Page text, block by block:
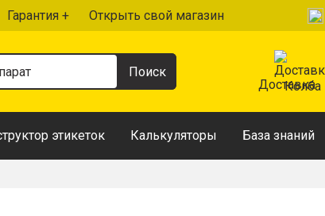
Гарантия + Открыть свой магазин
Доставка
этикеток Калькуляторы База знаний